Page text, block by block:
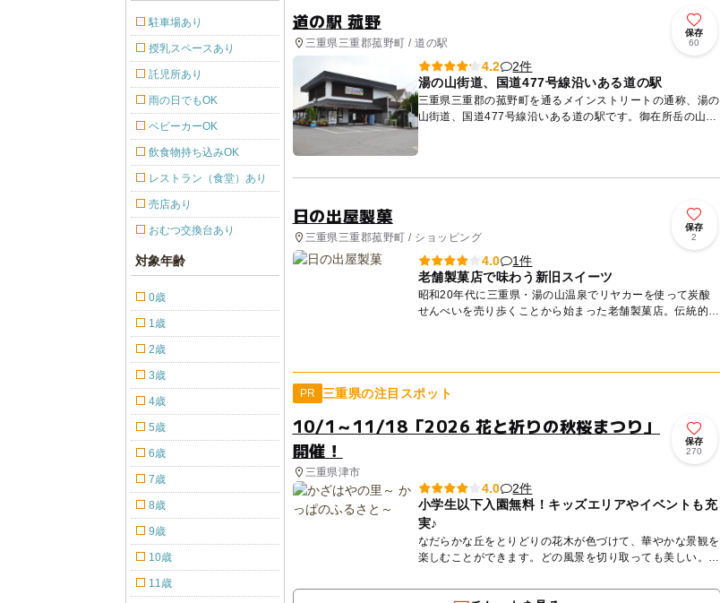
道の駅 菰野
三重県三重郡菰野町 / 道の駅
保存
60
4.2
2件
湯の山街道、国道477号線沿いある道の駅
三重県三重郡の菰野町を通るメインストリートの通称、湯の
山街道、国道477号線沿いある道の駅です。御在所岳の山麓
の東側に位置し、関西の奥座敷と言われる「湯の山温泉」へ
の通り道と...
日の出屋製菓
三重県三重郡菰野町 / ショッピング
保存
2
4.0
1件
老舗製菓店で味わう新旧スイーツ
昭和20年代に三重県・湯の山温泉でリヤカーを使って炭酸
せんべいを売り歩くことから始まった老舗製菓店。伝統的な
PR 三重県の注目スポット
10/1～11/18「2026 花と祈りの秋桜まつり」
開催！
三重県津市
保存
270
4.0
2件
小学生以下入園無料！キッズエリアやイベントも充
実♪
なだらかな丘をとりどりの花木が色づけて、華やかな景観を
楽しむことができます。どの風景を切り取っても美しい。花
んか？ 日々...
駐車場あり
授乳スペースあり
託児所あり
雨の日でもOK
ベビーカーOK
飲食物持ち込みOK
レストラン（食堂）あり
売店あり
おむつ交換台あり
対象年齢
0歳
1歳
2歳
3歳
4歳
5歳
6歳
7歳
8歳
9歳
10歳
11歳